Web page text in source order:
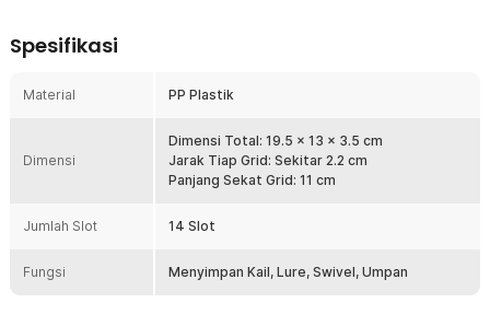
perlengkapan dalam satu box.
Tersedia total 14 grid untuk menyimpan kail, lure, swivel, timah, dan
lebih cepat ditemukan saat dibutuhkan. Aktivitas memancing jadi
lebih efisien.
Pengunci Rapat Lebih Aman
saat dibawa. Membantu mencegah isi tumpah di dalam tas atau
Ukuran Ringkas dan Portable
Spesifikasi
Material PP Plastik
Dimensi
Dimensi Total: 19.5 x 13 x 3.5 cm
Jarak Tiap Grid: Sekitar 2.2 cm
Panjang Sekat Grid: 11 cm
Jumlah Slot 14 Slot
Fungsi Menyimpan Kail, Lure, Swivel, Umpan